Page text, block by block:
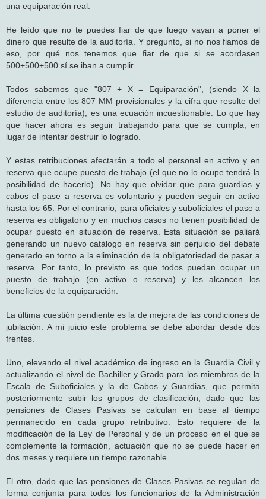
una equiparación real.
He leído que no te puedes fiar de que luego vayan a poner el
dinero que resulte de la auditoría. Y pregunto, si no nos fiamos de
eso, por qué nos tenemos que fiar de que si se acordasen
500+500+500 sí se iban a cumplir.
Todos sabemos que "807 + X = Equiparación", (siendo X la
diferencia entre los 807 MM provisionales y la cifra que resulte del
estudio de auditoría), es una ecuación incuestionable. Lo que hay
que hacer ahora es seguir trabajando para que se cumpla, en
lugar de intentar destruir lo logrado.
Y estas retribuciones afectarán a todo el personal en activo y en
reserva que ocupe puesto de trabajo (el que no lo ocupe tendrá la
posibilidad de hacerlo). No hay que olvidar que para guardias y
cabos el pase a reserva es voluntario y pueden seguir en activo
hasta los 65. Por el contrario, para oficiales y suboficiales el pase a
reserva es obligatorio y en muchos casos no tienen posibilidad de
ocupar puesto en situación de reserva. Esta situación se paliará
generando un nuevo catálogo en reserva sin perjuicio del debate
generado en torno a la eliminación de la obligatoriedad de pasar a
reserva. Por tanto, lo previsto es que todos puedan ocupar un
puesto de trabajo (en activo o reserva) y les alcancen los
beneficios de la equiparación.
La última cuestión pendiente es la de mejora de las condiciones de
jubilación. A mi juicio este problema se debe abordar desde dos
frentes.
Uno, elevando el nivel académico de ingreso en la Guardia Civil y
actualizando el nivel de Bachiller y Grado para los miembros de la
Escala de Suboficiales y la de Cabos y Guardias, que permita
posteriormente subir los grupos de clasificación, dado que las
pensiones de Clases Pasivas se calculan en base al tiempo
permanecido en cada grupo retributivo. Esto requiere de la
modificación de la Ley de Personal y de un proceso en el que se
complemente la formación, actuación que no se puede hacer en
dos meses y requiere un tiempo razonable.
El otro, dado que las pensiones de Clases Pasivas se regulan de
forma conjunta para todos los funcionarios de la Administración